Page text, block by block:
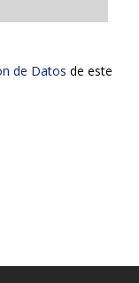
de Datos de este